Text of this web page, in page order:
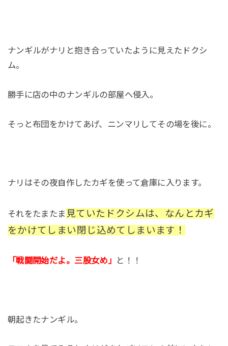
ナンギルがナリと抱き合っていたように見えたドクシ
ム。
勝手に店の中のナンギルの部屋へ侵入。
そっと布団をかけてあげ、ニンマリしてその場を後に。
ナリはその夜自作したカギを使って倉庫に入ります。
それをたまたま 見ていたドクシムは、なんとカギ
をかけてしまい閉じ込めてしまいます！
「戦闘開始だよ。三股女め」 と！！
朝起きたナンギル。